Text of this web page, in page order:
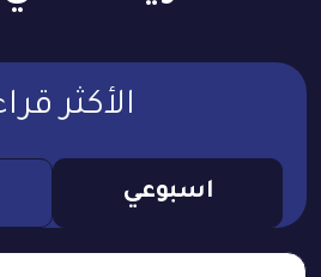
الأكثر
اسبوعي